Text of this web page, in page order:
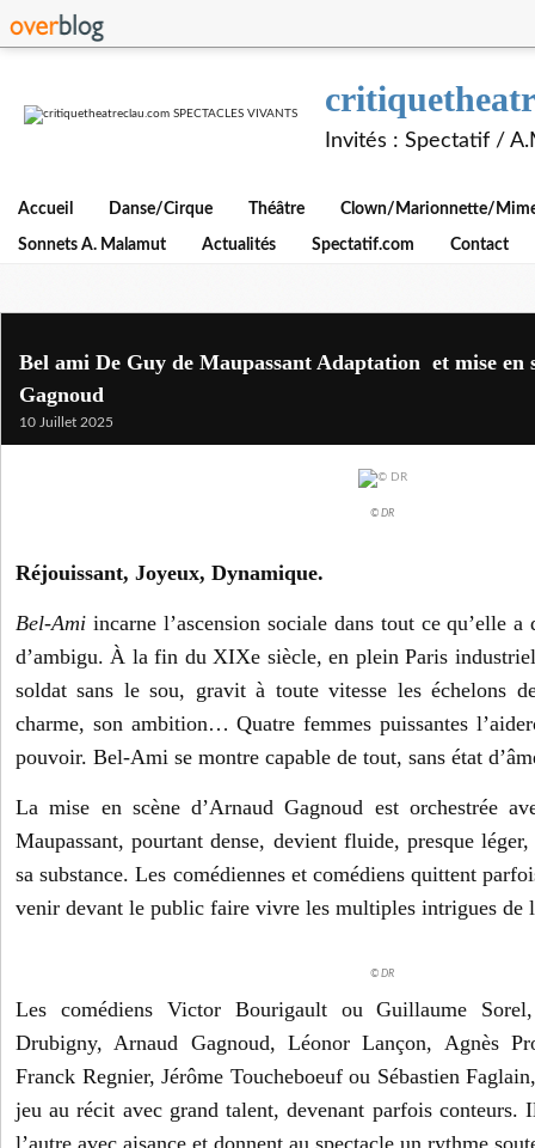
Invités : Spectatif /
Accueil Danse/Cirque Théâtre Clown/Marionnette/
Sonnets A. Malamut Actualités Spectatif.com Contact
Bel ami De Guy de Maupassant Adaptation et mise en
Gagnoud
10 Juillet 2025
© DR
Réjouissant, Joyeux, Dynamique.
Bel-Ami incarne l’ascension sociale dans tout ce qu’elle
d’ambigu. À la fin du XIXe siècle, en plein Paris
soldat sans le sou, gravit à toute vitesse les échelons
charme, son ambition… Quatre femmes puissantes
pouvoir. Bel-Ami se montre capable de tout, sans état
La mise en scène d’Arnaud Gagnoud est orchestrée
Maupassant, pourtant dense, devient fluide, presque
sa substance. Les comédiennes et comédiens quittent
venir devant le public faire vivre les multiples intrigues de
© DR
Les comédiens Victor Bourigault ou Guillaume
Drubigny, Arnaud Gagnoud, Léonor Lançon, Agnès
Franck Regnier, Jérôme Toucheboeuf ou Sébastien
jeu au récit avec grand talent, devenant parfois conteurs.
l’autre avec aisance et donnent au spectacle un rythme